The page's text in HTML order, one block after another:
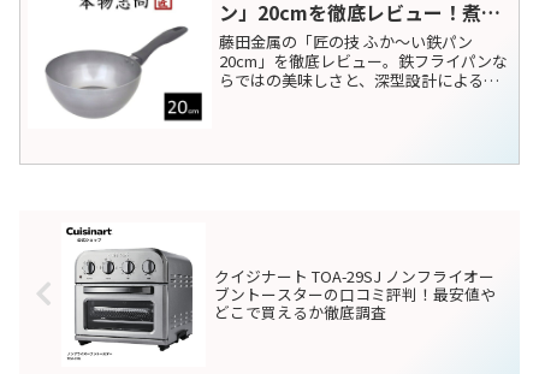
ン」20cmを徹底レビュー！煮込
みや揚げ物もこれ1つで完結
藤田金属の「匠の技 ふか〜い鉄パン
20cm」を徹底レビュー。鉄フライパンな
らではの美味しさと、深型設計による多
クイジナート TOA-29SJ ノンフライオー
ブントースターの口コミ評判！最安値や
どこで買えるか徹底調査